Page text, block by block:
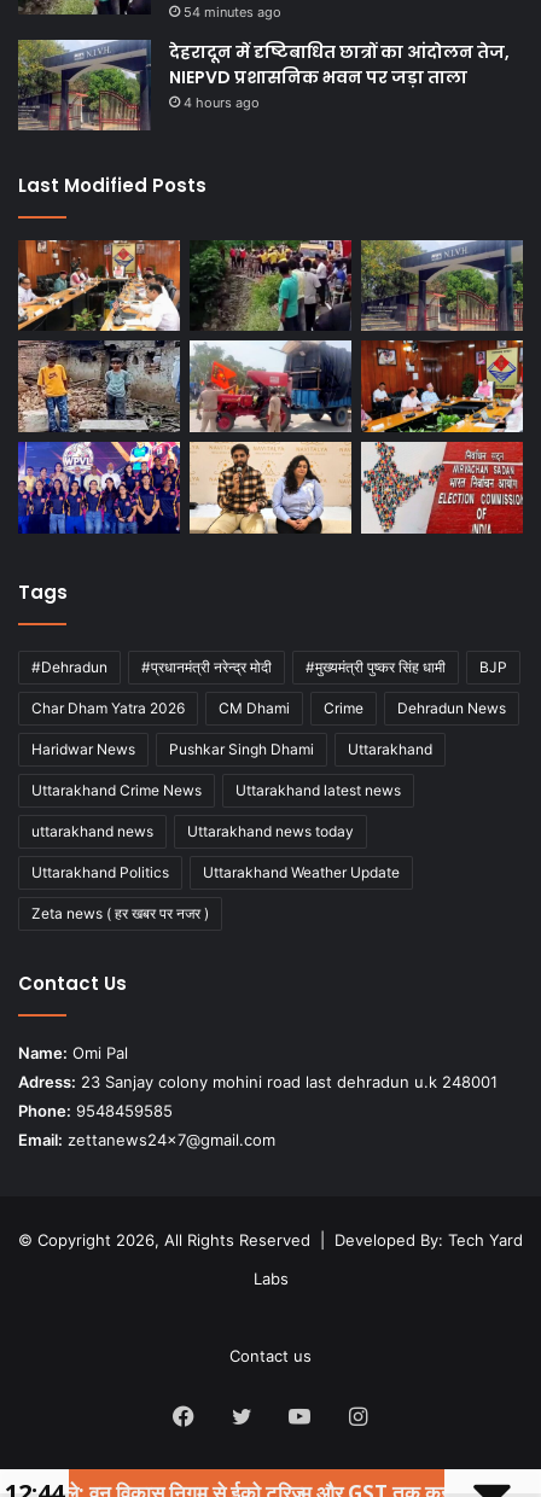
54 minutes ago
देहरादून में दृष्टिबाधित छात्रों का आंदोलन तेज,
NIEPVD प्रशासनिक भवन पर जड़ा ताला
4 hours ago
Last Modified Posts
Tags
#Dehradun #प्रधानमंत्री नरेन्द्र मोदी #मुख्यमंत्री पुष्कर सिंह धामी BJP
Char Dham Yatra 2026 CM Dhami Crime Dehradun News
Haridwar News Pushkar Singh Dhami Uttarakhand
Uttarakhand Crime News Uttarakhand latest news
uttarakhand news Uttarakhand news today
Uttarakhand Politics Uttarakhand Weather Update
Zeta news ( हर खबर पर नजर )
Contact Us
Name: Omi Pal
Adress: 23 Sanjay colony mohini road last dehradun u.k 248001
Phone: 9548459585
Email: zettanews24x7@gmail.com
© Copyright 2026, All Rights Reserved | Developed By: Tech Yard
Labs
Contact us
Facebook
Twitter YouTubeInstagram